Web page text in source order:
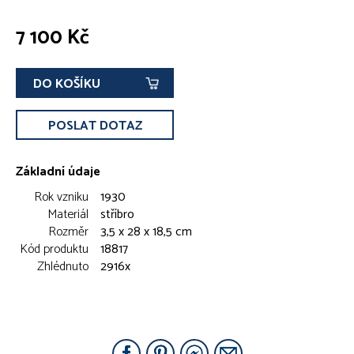
7 100 Kč
DO KOŠÍKU
POSLAT DOTAZ
Základní údaje
Rok vzniku 1930
Materiál stříbro
Rozměr 3,5 x 28 x 18,5 cm
Kód produktu 18817
Zhlédnuto 2916x